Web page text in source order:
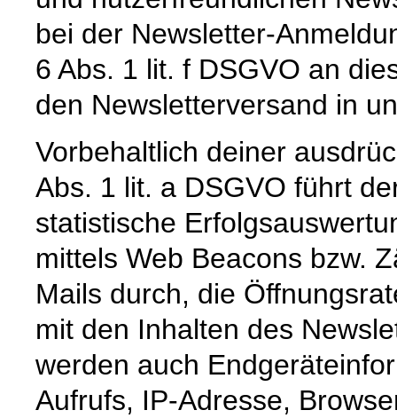
bei der Newsletter-
6 Abs. 1 lit. f DSGVO an
den Newsletterversand in
Vorbehaltlich deiner
Abs. 1 lit. a DSGVO führt
statistische
mittels Web Beacons bzw.
Mails durch, die
mit den Inhalten des
werden auch
Aufrufs, IP-Adresse,